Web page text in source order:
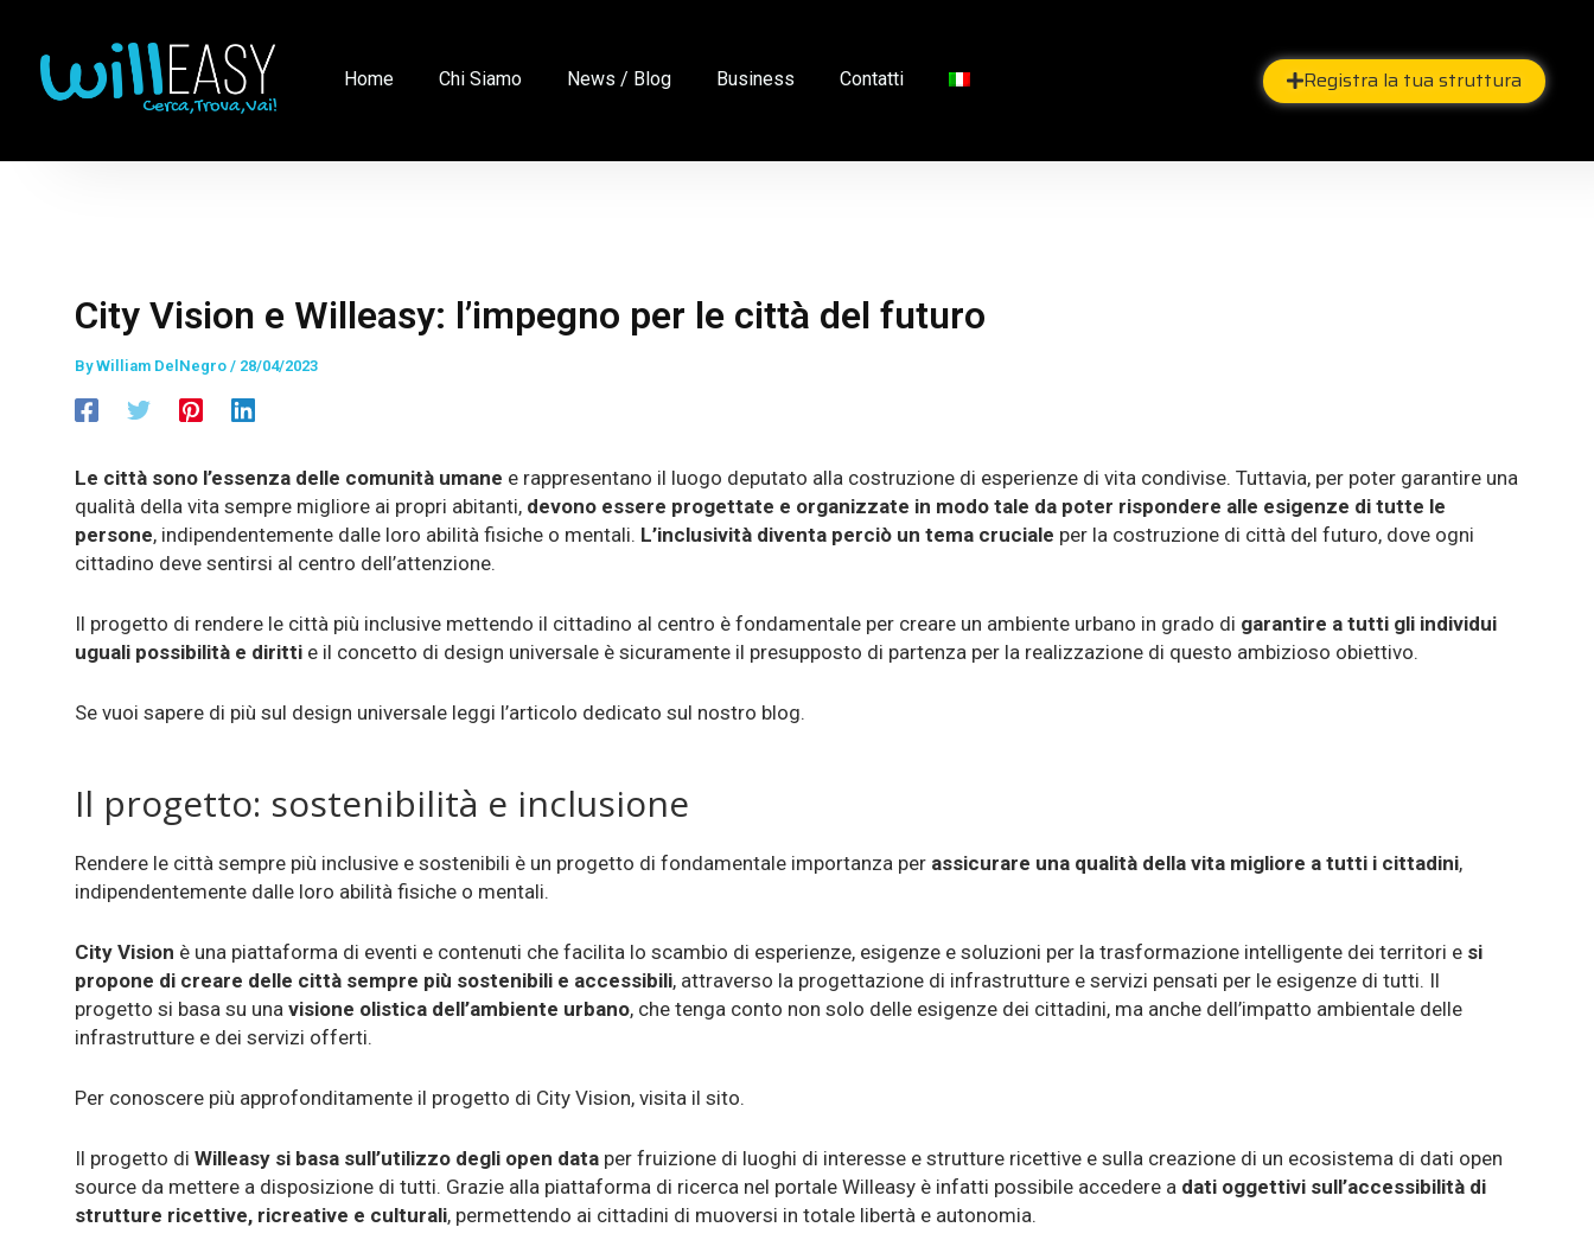
content
Home Chi Siamo News / Blog Business Contatti Registra la tua struttura
City Vision e Willeasy: l’impegno per le città del futuro
ByWilliam DelNegro / 28/04/2023
Le città sono l’essenza delle comunità umane e rappresentano il luogo deputato alla costruzione di esperienze di vita condivise. Tuttavia, per poter garantire una
qualità della vita sempre migliore ai propri abitanti, devono essere progettate e organizzate in modo tale da poter rispondere alle esigenze di tutte le
persone, indipendentemente dalle loro abilità fisiche o mentali. L’inclusività diventa perciò un tema cruciale per la costruzione di città del futuro, dove ogni
cittadino deve sentirsi al centro dell’attenzione.
Il progetto di rendere le città più inclusive mettendo il cittadino al centro è fondamentale per creare un ambiente urbano in grado di garantire a tutti gli individui
uguali possibilità e dirittie il concetto di design universale è sicuramente il presupposto di partenza per la realizzazione di questo ambizioso obiettivo.
Se vuoi sapere di più sul design universale leggi l’articolo dedicato sul nostro blog.
Il progetto: sostenibilità e inclusione
Rendere le città sempre più inclusive e sostenibili è un progetto di fondamentale importanza per assicurare una qualità della vita migliore a tutti i cittadini,
indipendentemente dalle loro abilità fisiche o mentali.
City Vision è una piattaforma di eventi e contenuti che facilita lo scambio di esperienze, esigenze e soluzioni per la trasformazione intelligente dei territori e si
propone di creare delle città sempre più sostenibili e accessibili, attraverso la progettazione di infrastrutture e servizi pensati per le esigenze di tutti. Il
progetto si basa su una visione olistica dell’ambiente urbano, che tenga conto non solo delle esigenze dei cittadini, ma anche dell’impatto ambientale delle
infrastrutture e dei servizi offerti.
Per conoscere più approfonditamente il progetto di City Vision, visita il sito.
Il progetto di Willeasy si basa sull’utilizzo degli open dataper fruizione di luoghi di interesse e strutture ricettive e sulla creazione di un ecosistema di dati open
source da mettere a disposizione di tutti. Grazie alla piattaforma di ricerca nel portale Willeasy è infatti possibile accedere a dati oggettivi sull’accessibilità di
strutture ricettive, ricreative e culturali, permettendo ai cittadini di muoversi in totale libertà e autonomia.
navigation